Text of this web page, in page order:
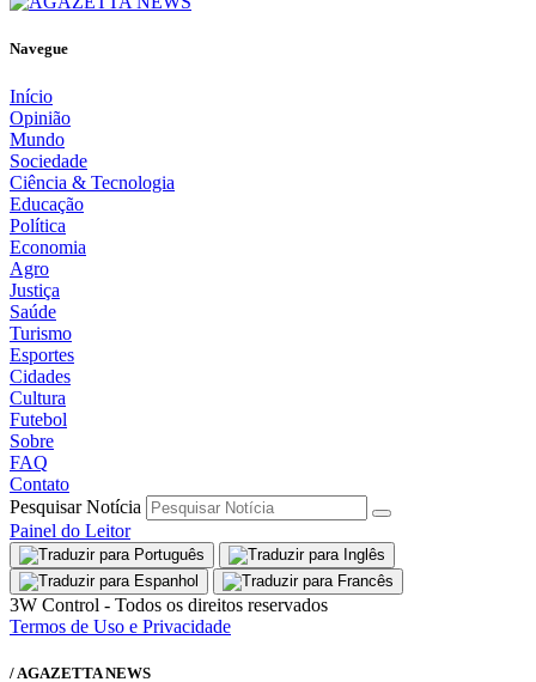
Navegue
Início
Opinião
Mundo
Sociedade
Ciência & Tecnologia
Educação
Política
Economia
Agro
Justiça
Saúde
Turismo
Esportes
Cidades
Cultura
Futebol
Sobre
FAQ
Contato
Pesquisar Notícia
Painel do Leitor
3W Control - Todos os direitos reservados
Termos de Uso e Privacidade
/ AGAZETTA NEWS